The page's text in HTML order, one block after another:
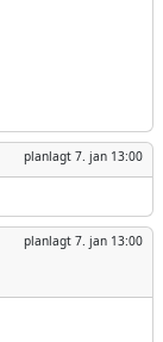
planlagt 7. jan 13:00
planlagt 7. jan 13:00